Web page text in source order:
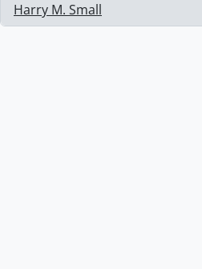
Harry M. Small
, 1 résultats